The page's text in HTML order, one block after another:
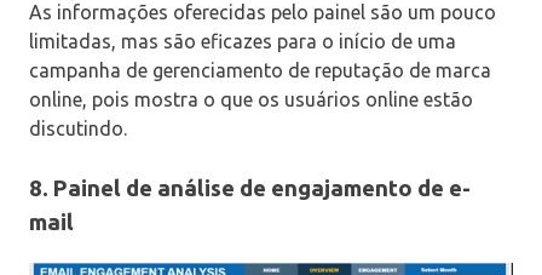
As informações oferecidas pelo painel são um pouco
limitadas, mas são eficazes para o início de uma
campanha de gerenciamento de reputação de marca
online, pois mostra o que os usuários online estão
discutindo.
8. Painel de análise de engajamento de e-
mail